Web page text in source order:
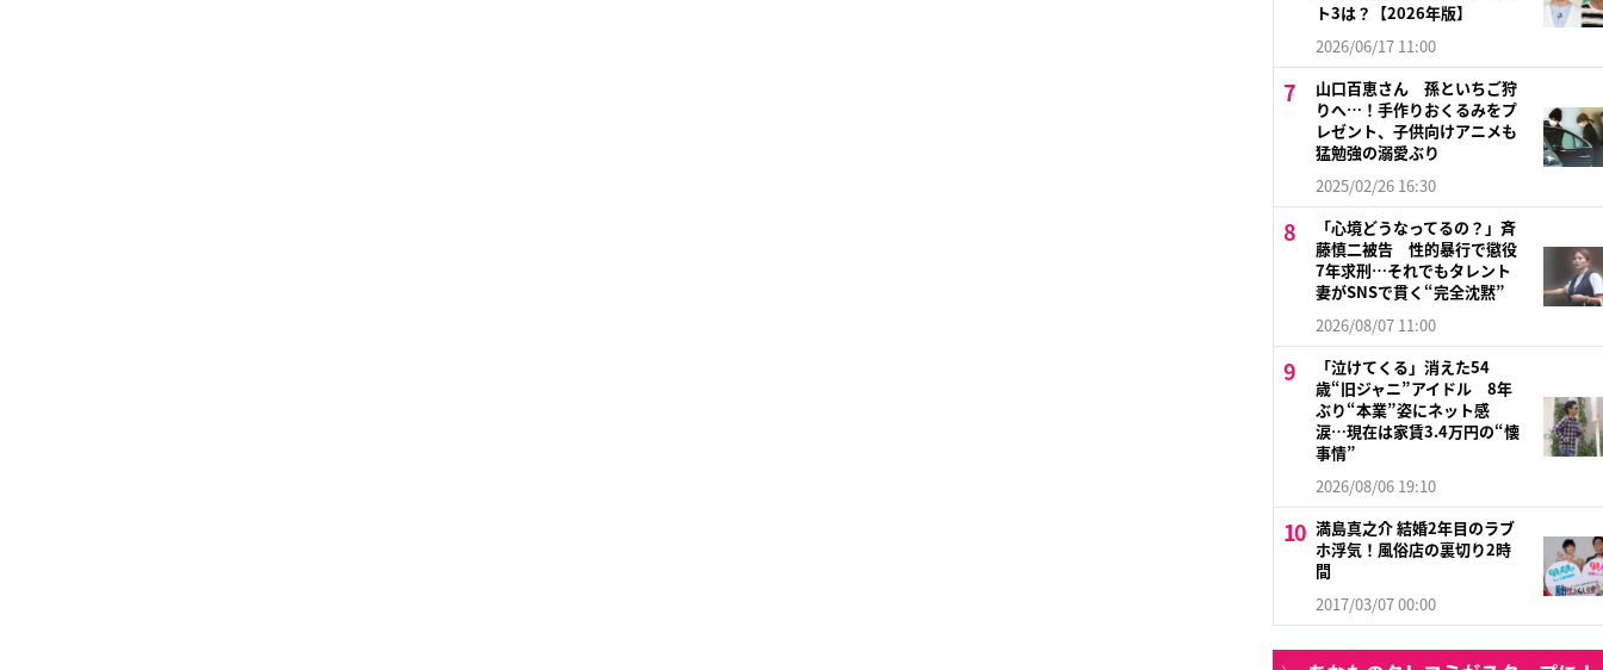
ト3は？【2026年版】
2026/06/17 11:00
山口百恵さん 孫といちご狩
りへ…！手作りおくるみをプ
レゼント、子供向けアニメも
猛勉強の溺愛ぶり
2025/02/26 16:30
「心境どうなってるの？」斉
藤慎二被告 性的暴行で懲役
7年求刑…それでもタレント
妻がSNSで貫く“完全沈黙”
2026/08/07 11:00
「泣けてくる」消えた54
歳“旧ジャニ”アイドル 8年
ぶり“本業”姿にネット感
涙…現在は家賃3.4万円の“懐
事情”
2026/08/06 19:10
満島真之介 結婚2年目のラブ
ホ浮気！風俗店の裏切り2時
間
2017/03/07 00:00